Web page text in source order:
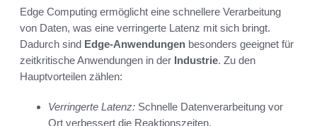
Edge Computing ermöglicht eine schnellere Verarbeitung
von Daten, was eine verringerte Latenz mit sich bringt.
Dadurch sind Edge-Anwendungen besonders geeignet für
zeitkritische Anwendungen in der Industrie. Zu den
Hauptvorteilen zählen:
Verringerte Latenz: Schnelle Datenverarbeitung vor
Ort verbessert die Reaktionszeiten.